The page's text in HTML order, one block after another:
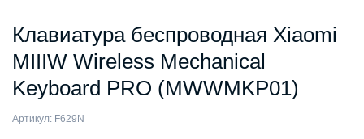
Клавиатура беспроводная Xiaomi
MIIIW Wireless Mechanical
Keyboard PRO (MWWMKP01)
Артикул: F629N